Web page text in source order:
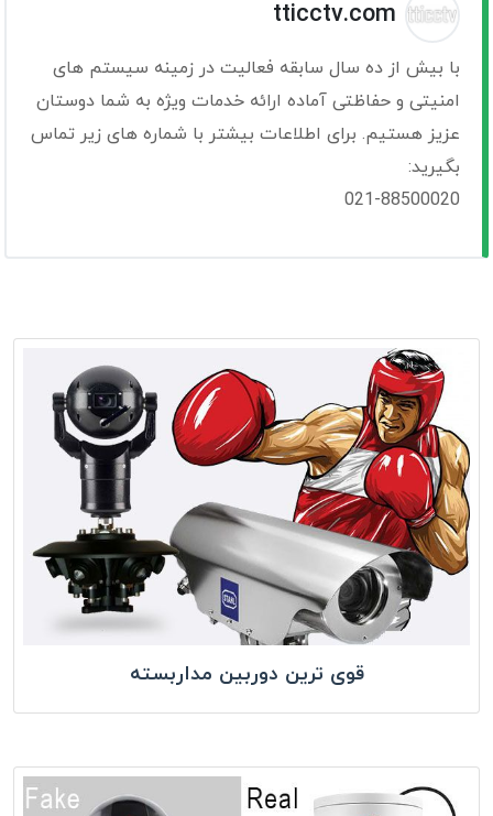
tticctv.com
با بیش از ده سال سابقه فعالیت در زمینه سیستم های
امنیتی و حفاظتی آماده ارائه خدمات ویژه به شما دوستان
عزیز هستیم. برای اطلاعات بیشتر با شماره های زیر تماس
بگیرید:
021-88500020
قوی ترین دوربین مداربسته